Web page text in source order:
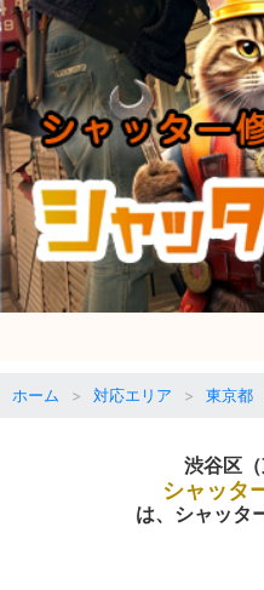
ホーム 対応エリア 東京都
渋谷区
シャッタ
は、シャッタ